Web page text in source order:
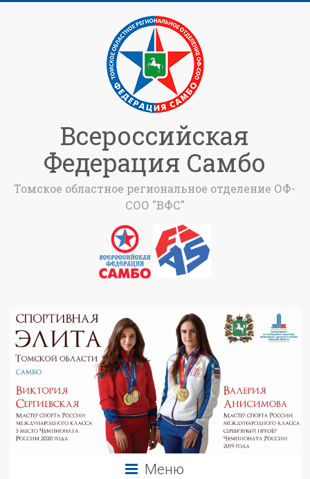
Всероссийская
Федерация Самбо
Томское областное региональное отделение ОФ-
СОО "ВФС"
Меню